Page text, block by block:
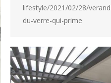
lifestyle/2021/02/28/
du-verre-qui-prime